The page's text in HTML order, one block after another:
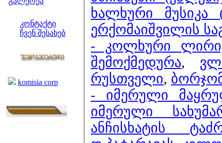
კონტაქტი
ჩვენ შესახებ
komisia corp
ხალხური მუსიკა
ერქომაიშვილის
- კოლხური
შემოქმედურა,
რუსთველი,
- იმერული
იმერული
ანჩისხატის